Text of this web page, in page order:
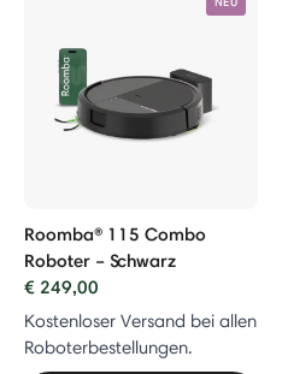
Roomba® 115 Combo
Roboter – Schwarz
€ 249,00
Kostenloser Versand bei allen
Roboterbestellungen.